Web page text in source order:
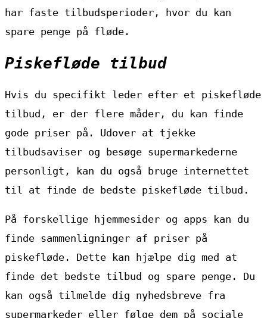
har faste tilbudsperioder, hvor du kan
spare penge på fløde.
Piskefløde tilbud
Hvis du specifikt leder efter et piskefløde
tilbud, er der flere måder, du kan finde
gode priser på. Udover at tjekke
tilbudsaviser og besøge supermarkederne
personligt, kan du også bruge internettet
til at finde de bedste piskefløde tilbud.
På forskellige hjemmesider og apps kan du
finde sammenligninger af priser på
piskefløde. Dette kan hjælpe dig med at
finde det bedste tilbud og spare penge. Du
kan også tilmelde dig nyhedsbreve fra
supermarkeder eller følge dem på sociale